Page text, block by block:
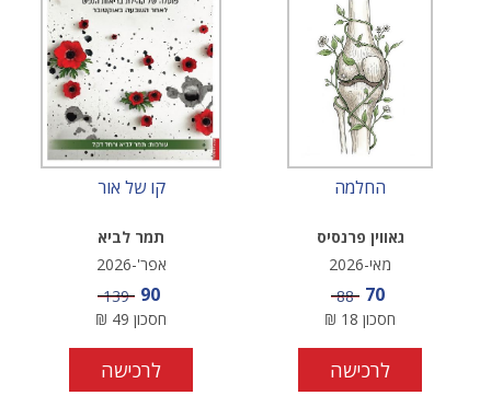
החלמה
גאווין פרנסיס
מאי-2026
מחיר מבצע
70 מחיר
88
חסכון 18
₪
לרכישה
קו של אור
תמר לביא
אפר'-2026
מחיר מבצע
90 מחיר
139
חסכון 49
₪
לרכישה